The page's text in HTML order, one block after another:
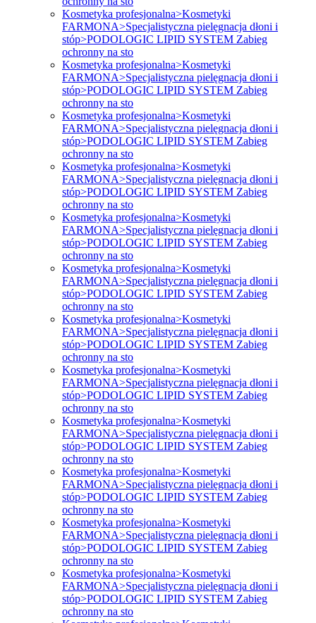
Kosmetyka profesjonalna>Kosmetyki
FARMONA>Specjalistyczna pielęgnacja dłoni i
stóp>PODOLOGIC LIPID SYSTEM Zabieg
ochronny na sto
Kosmetyka profesjonalna>Kosmetyki
FARMONA>Specjalistyczna pielęgnacja dłoni i
stóp>PODOLOGIC LIPID SYSTEM Zabieg
ochronny na sto
Kosmetyka profesjonalna>Kosmetyki
FARMONA>Specjalistyczna pielęgnacja dłoni i
stóp>PODOLOGIC LIPID SYSTEM Zabieg
ochronny na sto
Kosmetyka profesjonalna>Kosmetyki
FARMONA>Specjalistyczna pielęgnacja dłoni i
stóp>PODOLOGIC LIPID SYSTEM Zabieg
ochronny na sto
Kosmetyka profesjonalna>Kosmetyki
FARMONA>Specjalistyczna pielęgnacja dłoni i
stóp>PODOLOGIC LIPID SYSTEM Zabieg
ochronny na sto
Kosmetyka profesjonalna>Kosmetyki
FARMONA>Specjalistyczna pielęgnacja dłoni i
stóp>PODOLOGIC LIPID SYSTEM Zabieg
ochronny na sto
Kosmetyka profesjonalna>Kosmetyki
FARMONA>Specjalistyczna pielęgnacja dłoni i
stóp>PODOLOGIC LIPID SYSTEM Zabieg
ochronny na sto
Kosmetyka profesjonalna>Kosmetyki
FARMONA>Specjalistyczna pielęgnacja dłoni i
stóp>PODOLOGIC LIPID SYSTEM Zabieg
ochronny na sto
Kosmetyka profesjonalna>Kosmetyki
FARMONA>Specjalistyczna pielęgnacja dłoni i
stóp>PODOLOGIC LIPID SYSTEM Zabieg
ochronny na sto
Kosmetyka profesjonalna>Kosmetyki
FARMONA>Specjalistyczna pielęgnacja dłoni i
stóp>PODOLOGIC LIPID SYSTEM Zabieg
ochronny na sto
Kosmetyka profesjonalna>Kosmetyki
FARMONA>Specjalistyczna pielęgnacja dłoni i
stóp>PODOLOGIC LIPID SYSTEM Zabieg
ochronny na sto
Kosmetyka profesjonalna>Kosmetyki
FARMONA>Specjalistyczna pielęgnacja dłoni i
stóp>PODOLOGIC LIPID SYSTEM Zabieg
ochronny na sto